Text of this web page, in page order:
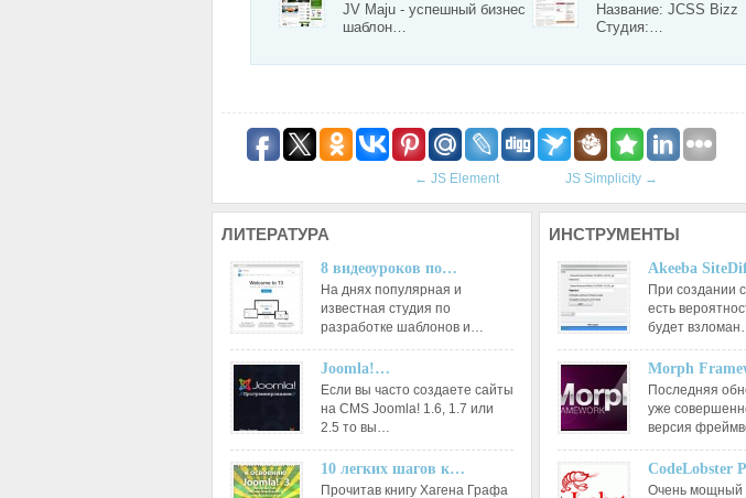
JV Maju - успешный бизнес
шаблон…
Название: JCSS Bizz
Студия:…
← JS Element JS Simplicity →
ЛИТЕРАТУРА
8 видеоуроков по…
На днях популярная и
известная студия по
разработке шаблонов и…
Joomla!…
Если вы часто создаете сайты
на CMS Joomla! 1.6, 1.7 или
2.5 то вы…
10 легких шагов к…
Прочитав книгу Хагена Графа
ИНСТРУМЕНТЫ
Akeeba
При создании
есть
будет
Morph
Последняя
уже
версия
CodeLobster
Очень мощный